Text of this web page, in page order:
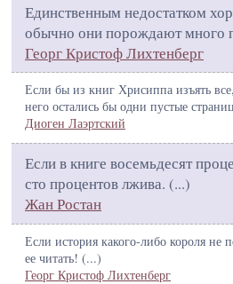
Единственным недостатком
обычно они порождают много
Георг Кристоф Лихтенберг
Если бы из книг Хрисиппа изъять
него остались бы одни пустые
Диоген Лаэртский
Если в книге восемьдесят
сто процентов лжива. (...)
Жан Ростан
Если история какого-либо короля
ее читать! (...)
Георг Кристоф Лихтенберг